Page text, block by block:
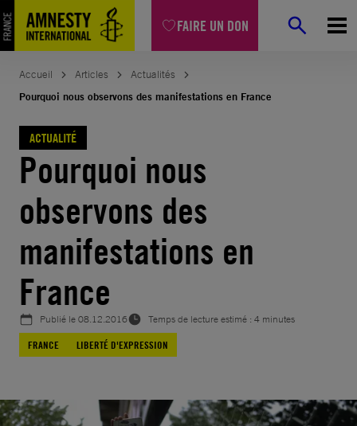
FAIRE UN DON
Aller
au
contenu
Accueil Articles
Actualités
Pourquoi nous observons des manifestations en France
ACTUALITÉ
Pourquoi nous
observons des
manifestations en
France
Publié le08.12.2016
Temps de lecture estimé : 4 minutes
FRANCE
LIBERTÉ D'EXPRESSION